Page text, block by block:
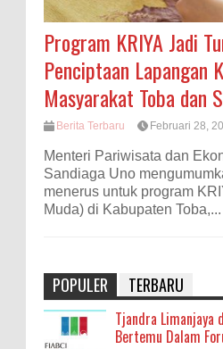
Program KRIYA Jadi
Penciptaan Lapangan
Masyarakat Toba dan
Berita Terbaru Februari 28,
Menteri Pariwisata dan
Sandiaga Uno
menerus untuk program
Muda) di Kabupaten Toba,...
POPULER TERBARU
Tjandra Limanjaya
Bertemu Dalam